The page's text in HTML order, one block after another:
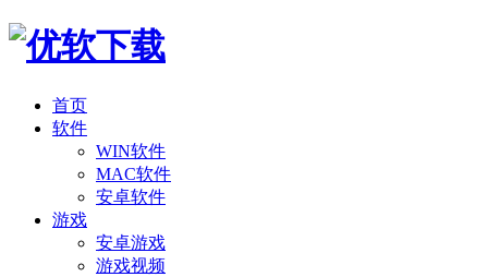
首页
软件
WIN软件
MAC软件
安卓软件
游戏
安卓游戏
游戏视频